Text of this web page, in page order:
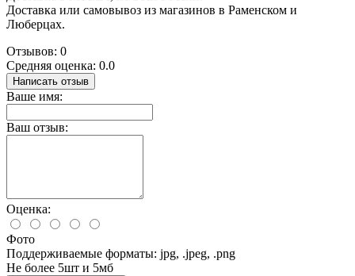
Доставка или самовывоз из магазинов в Раменском и
Люберцах.
Отзывов: 0
Средняя оценка: 0.0
Написать отзыв
Ваше имя:
Ваш отзыв:
Оценка:
Фото
Поддерживаемые форматы: jpg, .jpeg, .png
Не более 5шт и 5мб